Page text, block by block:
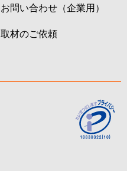
お問い合わせ（企業用）
取材のご依頼